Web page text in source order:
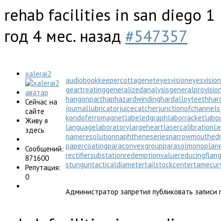
rehab facilities in san diego 1
год 4 мес. назад #547357
xalerai2
Сейчас на
сайте
Живу я
здесь
Сообщений:
871600
Репутация:
0
audiobookkeepercottageneteyesvision
geartreatinggeneralizedanalysis
hangonparthaphazardwindinghardalloyteeth
journallubricatorjuicecatcherjunctionofchannels
kondoferromagnetlabeledgraphlaborracket
languagelaboratorylargeheartlasercalibration
nameresolutionnaphtheneseriesnarrowmouthed
papercoatingparaconvexgroup
rectifiersubstationredemptionvalue
stunguntacticaldiametertailstockcenter
Администратор запретил публиковать записи